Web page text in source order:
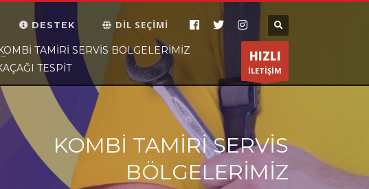
ÇALIŞMA SAATLERİ
Pazartesi-Cumartesi 8:30 19:30
DESTEK DİL SEÇİMİ
TAMIRI SERVIS BÖLGELERIMIZ
TESPİT
HIZLI
İLETİŞİM
KOMBİ TAMİRİ SERVİS
BÖLGELERİMİZ